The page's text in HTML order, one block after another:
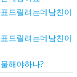
드릴려는데남친이
드릴려는데남친이
해야하나?